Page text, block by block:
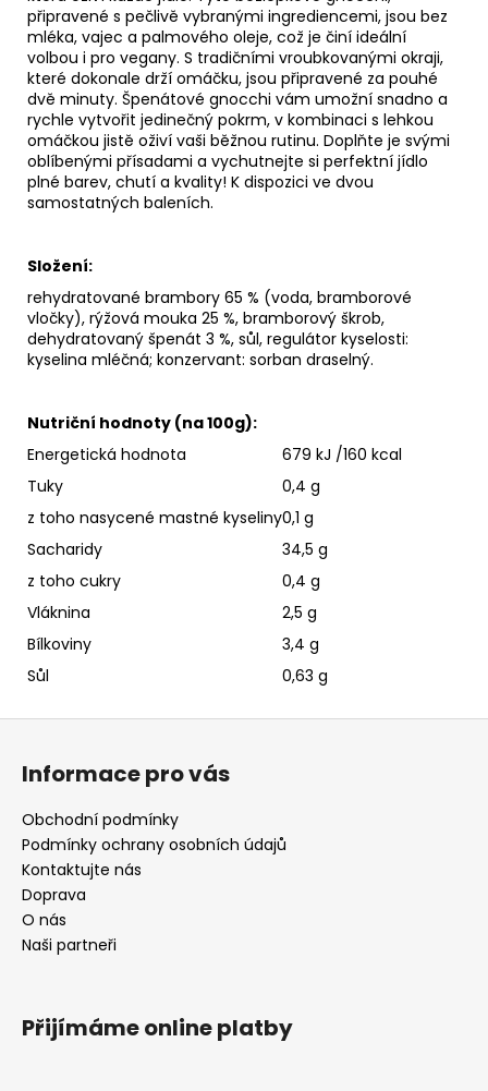
připravené s pečlivě vybranými ingrediencemi, jsou bez
mléka, vajec a palmového oleje, což je činí ideální
volbou i pro vegany. S tradičními vroubkovanými okraji,
které dokonale drží omáčku, jsou připravené za pouhé
dvě minuty. Špenátové gnocchi vám umožní snadno a
rychle vytvořit jedinečný pokrm, v kombinaci s lehkou
omáčkou jistě oživí vaši běžnou rutinu. Doplňte je svými
oblíbenými přísadami a vychutnejte si perfektní jídlo
plné barev, chutí a kvality! K dispozici ve dvou
samostatných baleních.
Složení:
rehydratované brambory 65 % (voda, bramborové
vločky), rýžová mouka 25 %, bramborový škrob,
dehydratovaný špenát 3 %, sůl, regulátor kyselosti:
kyselina mléčná; konzervant: sorban draselný.
Nutriční hodnoty (na 100g):
Energetická hodnota
679 kJ /160 kcal
Tuky
0,4 g
z toho nasycené mastné kyseliny0,1 g
Sacharidy
34,5 g
z toho cukry
0,4 g
Vláknina
2,5 g
Bílkoviny
3,4 g
Sůl
0,63 g
Informace pro vás
Obchodní podmínky
Podmínky ochrany osobních údajů
Kontaktujte nás
Doprava
O nás
Naši partneři
Přijímáme online platby